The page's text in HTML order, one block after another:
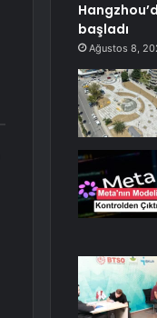
başladı
Ağustos 8,